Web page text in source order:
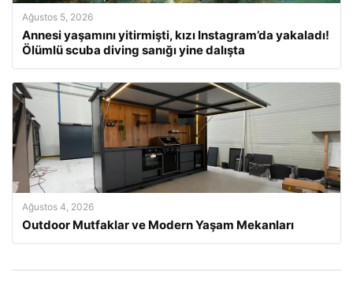
Ağustos 5, 2026
Annesi yaşamını yitirmişti, kızı Instagram’da yakaladı!
Ölümlü scuba diving sanığı yine dalışta
Ağustos 4, 2026
Outdoor Mutfaklar ve Modern Yaşam Mekanları